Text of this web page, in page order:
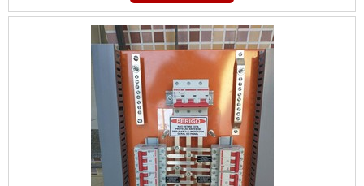
qualidade com pagamento acessível.DETALHES
SOBRE QUADR...